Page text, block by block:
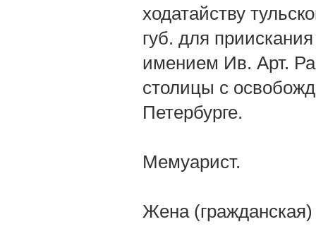
ходатайству
губ. для
имением Ив. Арт.
столицы с
Петербурге.
Мемуарист.
Жена